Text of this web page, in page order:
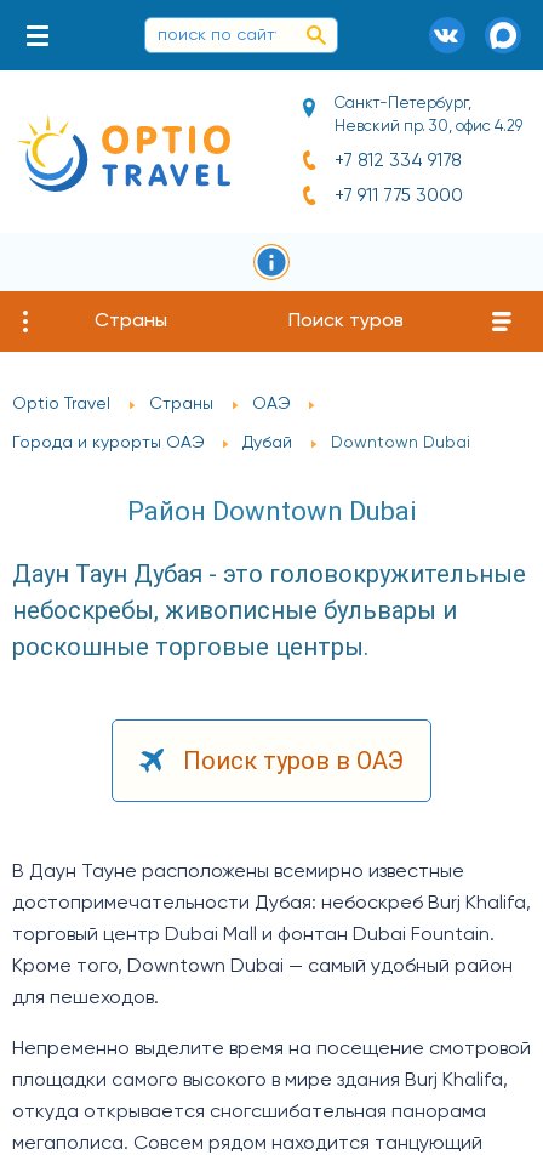
Санкт-Петербург,
Невский пр. 30, офис 4.29
+7 812 334 9178
+7 911 775 3000
Страны Поиск туров
Optio Travel Страны ОАЭ
Города и курорты ОАЭ Дубай Downtown Dubai
Район Downtown Dubai
Даун Таун Дубая - это головокружительные
небоскребы, живописные бульвары и
роскошные торговые центры.
Поиск туров в ОАЭ
В Даун Тауне расположены всемирно известные
достопримечательности Дубая: небоскреб Burj Khalifa,
торговый центр Dubai Mall и фонтан Dubai Fountain.
Кроме того, Downtown Dubai — самый удобный район
для пешеходов.
Непременно выделите время на посещение смотровой
площадки самого высокого в мире здания Burj Khalifa,
откуда открывается сногсшибательная панорама
мегаполиса. Совсем рядом находится танцующий